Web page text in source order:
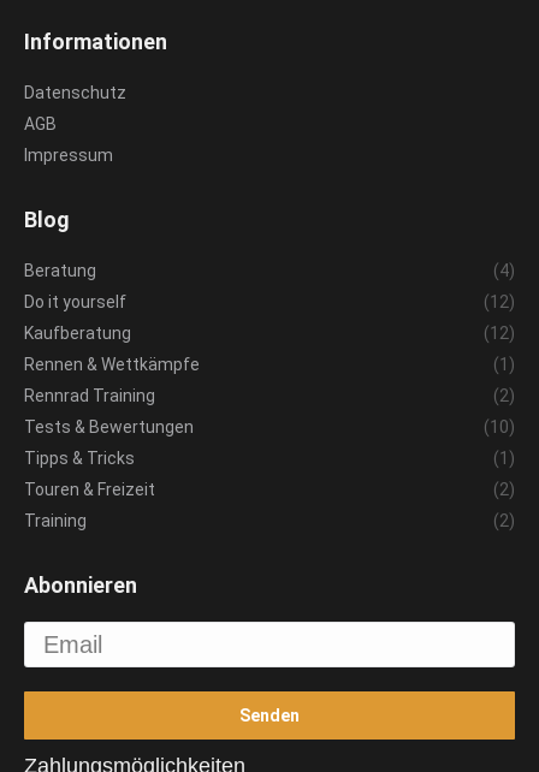
opens
in
new
opens
Informationen
Datenschutz
AGB
Impressum
Blog
Beratung
(4)
Do it yourself
(12)
Kaufberatung
(12)
Rennen & Wettkämpfe
(1)
Rennrad Training
(2)
Tests & Bewertungen
(10)
Tipps & Tricks
(1)
Touren & Freizeit
(2)
Training
(2)
Abonnieren
Zahlungsmöglichkeiten